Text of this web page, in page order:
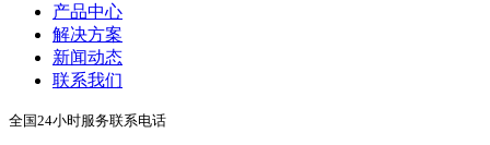
产品中心
解决方案
新闻动态
联系我们
全国24小时服务联系电话